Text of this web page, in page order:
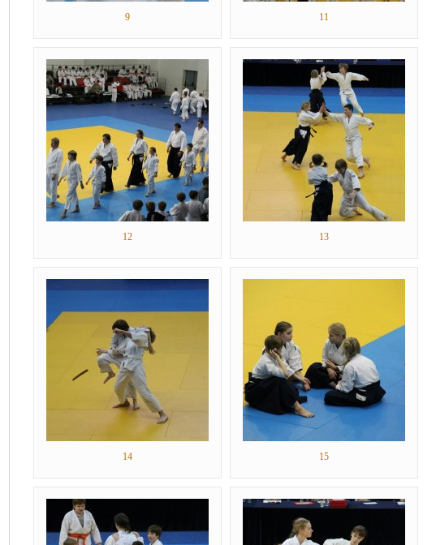
9 11
12 13
14 15